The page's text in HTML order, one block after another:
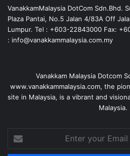
VanakkamMalaysia DotCom Sdn.Bhd.
Plaza Pantai, No.5 Jalan 4/83A Off
Lumpur. Tel : +603-22843000 Fax:
: info@vanakkammalaysia.com.my
Vanakkam Malaysia Dotcom
www.vanakkammalaysia.com, the
site in Malaysia, is a vibrant and
Malaysia.
your
Email